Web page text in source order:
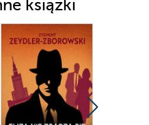
książki